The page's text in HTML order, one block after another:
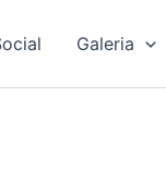
Galeria